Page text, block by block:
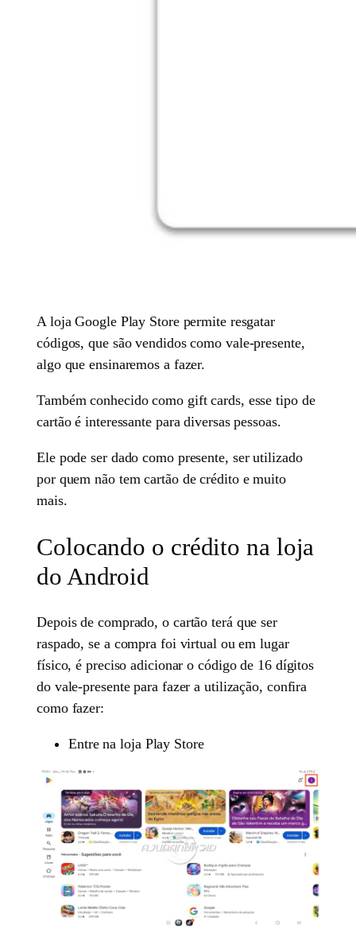
A loja Google Play Store permite resgatar
códigos, que são vendidos como vale-presente,
algo que ensinaremos a fazer.
Também conhecido como gift cards, esse tipo de
cartão é interessante para diversas pessoas.
Ele pode ser dado como presente, ser utilizado
por quem não tem cartão de crédito e muito
mais.
Colocando o crédito na loja
do Android
Depois de comprado, o cartão terá que ser
raspado, se a compra foi virtual ou em lugar
físico, é preciso adicionar o código de 16 dígitos
do vale-presente para fazer a utilização, confira
como fazer:
Entre na loja Play Store